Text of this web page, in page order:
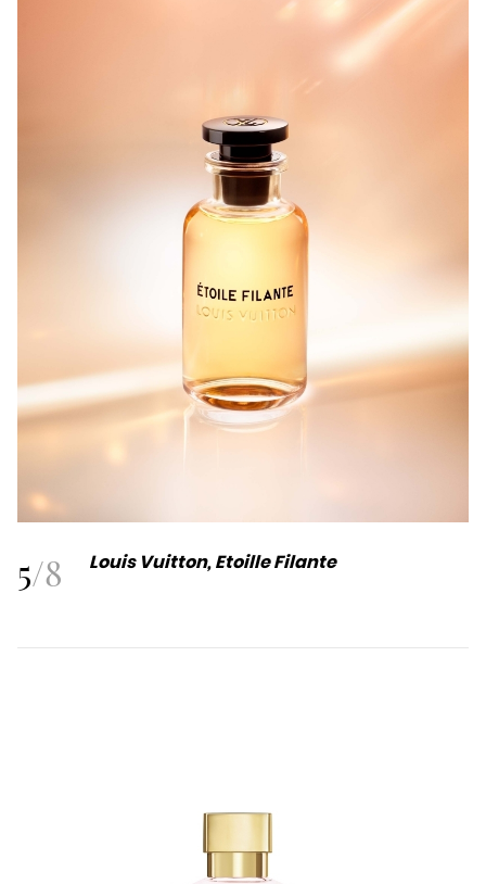
5/8 Louis Vuitton, Etoille Filante